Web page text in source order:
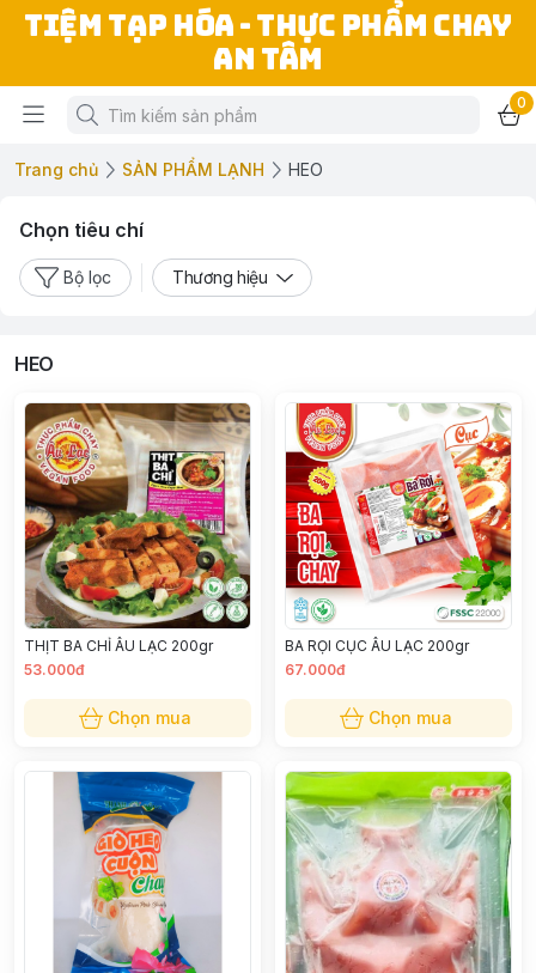
TIỆM TẠP HÓA - THỰC PHẨM CHAY
AN TÂM
0
Trang chủ SẢN PHẨM LẠNH HEO
Chọn tiêu chí
Bộ lọc Thương hiệu
HEO
THỊT BA CHỈ ÂU LẠC 200gr
53.000đ
Chọn mua
BA RỌI CỤC ÂU LẠC 200gr
67.000đ
Chọn mua